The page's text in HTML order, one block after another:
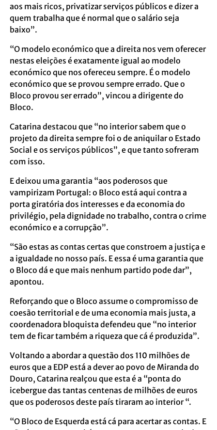
aos mais ricos, privatizar serviços públicos e dizer a
quem trabalha que é normal que o salário seja
baixo”.
“O modelo económico que a direita nos vem oferecer
nestas eleições é exatamente igual ao modelo
económico que nos ofereceu sempre. É o modelo
económico que se provou sempre errado. Que o
Bloco provou ser errado”, vincou a dirigente do
Bloco.
Catarina destacou que “no interior sabem que o
projeto da direita sempre foi o de aniquilar o Estado
Social e os serviços públicos”, e que tanto sofreram
com isso.
E deixou uma garantia “aos poderosos que
vampirizam Portugal: o Bloco está aqui contra a
porta giratória dos interesses e da economia do
privilégio, pela dignidade no trabalho, contra o crime
económico e a corrupção”.
“São estas as contas certas que constroem a justiça e
a igualdade no nosso país. E essa é uma garantia que
o Bloco dá e que mais nenhum partido pode dar”,
apontou.
Reforçando que o Bloco assume o compromisso de
coesão territorial e de uma economia mais justa, a
coordenadora bloquista defendeu que “no interior
tem de ficar também a riqueza que cá é produzida”.
Voltando a abordar a questão dos 110 milhões de
euros que a EDP está a dever ao povo de Miranda do
Douro, Catarina realçou que esta é a “ponta do
icebergue das tantas centenas de milhões de euros
que os poderosos deste país tiraram ao interior “.
“O Bloco de Esquerda está cá para acertar as contas. E